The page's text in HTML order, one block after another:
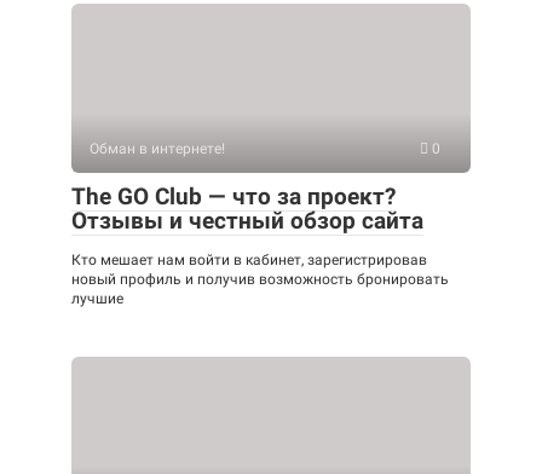
Обман в интернете! 0
The GO Club — что за проект?
Отзывы и честный обзор сайта
Кто мешает нам войти в кабинет, зарегистрировав
новый профиль и получив возможность бронировать
лучшие